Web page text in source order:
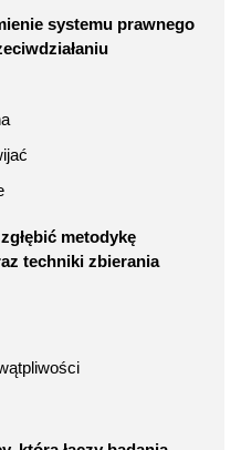
systemu prawnego
metodykę
techniki zbierania